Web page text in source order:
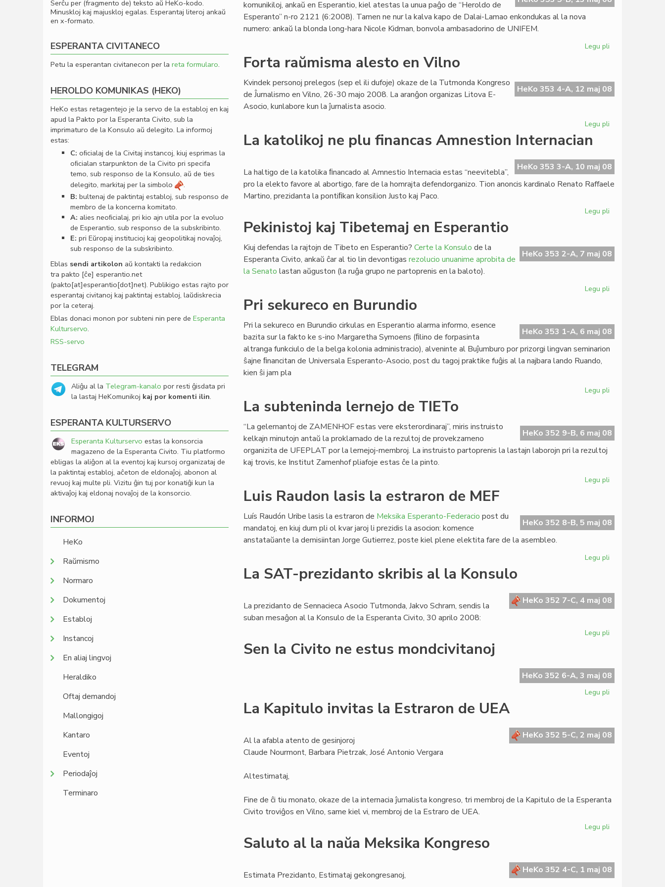
komunikiloj, ankaŭ en Esperantio, kiel atestas la unua paĝo de “Heroldo de
Esperanto” n-ro 2121 (6:2008). Tamen ne nur la kalva kapo de Dalai-Lamao enkondukas al la nova
numero: ankaŭ la blonda long-hara Nicole Kidman, bonvola ambasadorino de UNIFEM.
Legu pli
2008
de
Forta raŭmisma alesto en Vilno
HeKo 353 4-A, 12 maj 08
Kvindek personoj prelegos (sep el ili dufoje) okaze de la Tutmonda Kongreso
de Ĵurnalismo en Vilno, 26-30 majo 2008. La aranĝon organizas Litova E-
Asocio, kunlabore kun la ĵurnalista asocio.
Legu pli
en
Vilno
La katolikoj ne plu financas Amnestion Internacian
HeKo 353 3-A, 10 maj 08
La haltigo de la katolika ﬁnancado al Amnestio Internacia estas “neevitebla”,
pro la elekto favore al abortigo, fare de la homrajta defendorganizo. Tion anoncis kardinalo Renato Raffaele
Martino, prezidanta la pontiﬁkan konsilion Justo kaj Paco.
Legu pli
plu
financas
Pekinistoj kaj Tibetemaj en Esperantio
HeKo 353 2-A, 7 maj 08
Kiuj defendas la rajtojn de Tibeto en Esperantio? Certe la Konsulo de la
Esperanta Civito, ankaŭ ĉar al tio lin devontigas rezolucio unuanime aprobita de
la Senato lastan aŭguston (la ruĝa grupo ne partoprenis en la baloto).
Legu pli
en
Esperantio
Pri sekureco en Burundio
HeKo 353 1-A, 6 maj 08
Pri la sekureco en Burundio cirkulas en Esperantio alarma informo, esence
bazita sur la fakto ke s-ino Margaretha Symoens (ﬁlino de forpasinta
altranga funkciulo de la belga kolonia administracio), alveninte al Buĵumburo por prizorgi lingvan seminarion
ŝajne ﬁnancitan de Universala Esperanto-Asocio, post du tagoj praktike fuĝis al la najbara lando Ruando,
kien ŝi jam pla
Legu pli
Burundio
La subteninda lernejo de TIETo
HeKo 352 9-B, 6 maj 08
“La gelernantoj de ZAMENHOF estas vere eksterordinaraj”, miris instruisto
kelkajn minutojn antaŭ la proklamado de la rezultoj de provekzameno
organizita de UFEPLAT por la lernejoj-membroj. La instruisto partoprenis la lastajn laborojn pri la rezultoj
kaj trovis, ke Institut Zamenhof pliafoje estas ĉe la pinto.
Legu pli
de
TIETo
Luis Raudon lasis la estraron de MEF
HeKo 352 8-B, 5 maj 08
Luís Raudón Uribe lasis la estraron de Meksika Esperanto-Federacio post du
mandatoj, en kiuj dum pli ol kvar jaroj li prezidis la asocion: komence
anstataŭante la demisiintan Jorge Gutierrez, poste kiel plene elektita fare de la asembleo.
Legu pli
la
estraron
La SAT-prezidanto skribis al la Konsulo
HeKo 352 7-C, 4 maj 08
La prezidanto de Sennacieca Asocio Tutmonda, Jakvo Schram, sendis la
suban mesaĝon al la Konsulo de la Esperanta Civito, 30 aprilo 2008:
Legu pli
skribis
al
Sen la Civito ne estus mondcivitanoj
HeKo 352 6-A, 3 maj 08
Legu pli
ne
estus
La Kapitulo invitas la Estraron de UEA
HeKo 352 5-C, 2 maj 08
Al la afabla atento de gesinjoroj
Claude Nourmont, Barbara Pietrzak, José Antonio Vergara
Altestimataj,
Fine de ĉi tiu monato, okaze de la internacia ĵurnalista kongreso, tri membroj de la Kapitulo de la Esperanta
Civito troviĝos en Vilno, same kiel vi, membroj de la Estraro de UEA.
Legu pli
la
Estraron
Saluto al la naŭa Meksika Kongreso
HeKo 352 4-C, 1 maj 08
Estimata Prezidanto, Estimataj gekongresanoj,
Serĉu per (fragmento de) teksto aŭ HeKo-kodo.
Minuskloj kaj majuskloj egalas. Esperantaj literoj ankaŭ
en x-formato.
ESPERANTA CIVITANECO
Petu la esperantan civitanecon per la reta formularo.
HEROLDO KOMUNIKAS (HEKO)
HeKo estas retagentejo je la servo de la establoj en kaj
apud la Pakto por la Esperanta Civito, sub la
imprimaturo de la Konsulo aŭ delegito. La informoj
estas:
C: oﬁcialaj de la Civitaj instancoj, kiuj esprimas la
oﬁcialan starpunkton de la Civito pri specifa
temo, sub responso de la Konsulo, aŭ de ties
delegito, markitaj per la simbolo
.
B: bultenaj de paktintaj establoj, sub responso de
membro de la koncerna komitato.
A: alies neoﬁcialaj, pri kio ajn utila por la evoluo
de Esperantio, sub responso de la subskribinto.
E: pri Eŭropaj institucioj kaj geopolitikaj novaĵoj,
sub responso de la subskribinto.
Eblas sendi artikolon aŭ kontakti la redakcion
tra pakto [ĉe] esperantio.net
(pakto[at]esperantio[dot]net). Publikigo estas rajto por
esperantaj civitanoj kaj paktintaj establoj, laŭdiskrecia
por la ceteraj.
Eblas donaci monon por subteni nin pere de Esperanta
Kulturservo.
RSS-servo
TELEGRAM
Aliĝu al la Telegram-kanalo por resti ĝisdata pri
la lastaj HeKomunikoj kaj por komenti ilin.
ESPERANTA KULTURSERVO
Esperanta Kulturservo estas la konsorcia
magazeno de la Esperanta Civito. Tiu platformo
ebligas la aliĝon al la eventoj kaj kursoj organizataj de
la paktintaj establoj, aĉeton de eldonaĵoj, abonon al
revuoj kaj multe pli. Vizitu ĝin tuj por konatiĝi kun la
aktivaĵoj kaj eldonaj novaĵoj de la konsorcio.
INFORMOJ
HeKo
Raŭmismo
Normaro
Dokumentoj
Establoj
Instancoj
En aliaj lingvoj
Heraldiko
Oftaj demandoj
Mallongigoj
Kantaro
Eventoj
Periodaĵoj
Terminaro